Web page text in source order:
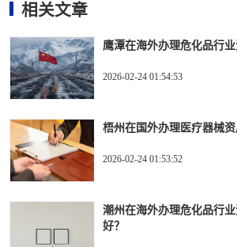
相关文章
鹰潭在海外办理危化品行
2026-02-24 01:54:53
梧州在国外办理医疗器械
2026-02-24 01:53:52
潮州在海外办理危化品行
好？